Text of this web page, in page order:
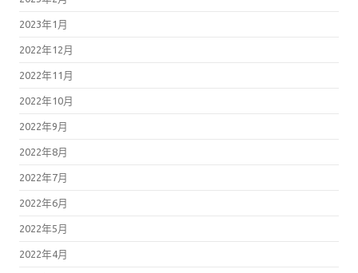
2023年1月
2022年12月
2022年11月
2022年10月
2022年9月
2022年8月
2022年7月
2022年6月
2022年5月
2022年4月